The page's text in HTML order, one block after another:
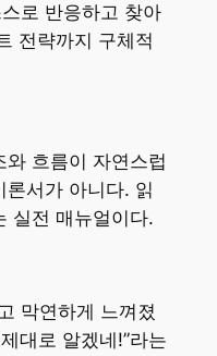
로 반응하고 찾아
전략까지 구체적
흐름이 자연스럽
서가 아니다. 읽
실전 매뉴얼이다.
막연하게 느껴졌
대로 알겠네!”라는